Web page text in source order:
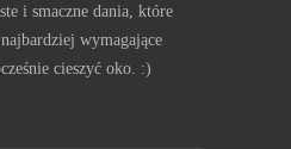
i smaczne dania, które
wymagające
cieszyć oko. :)